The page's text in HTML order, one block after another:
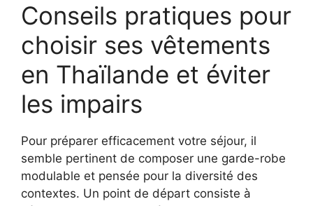
Conseils pratiques pour
choisir ses vêtements
en Thaïlande et éviter
les impairs
Pour préparer efficacement votre séjour, il
semble pertinent de composer une garde-robe
modulable et pensée pour la diversité des
contextes. Un point de départ consiste à